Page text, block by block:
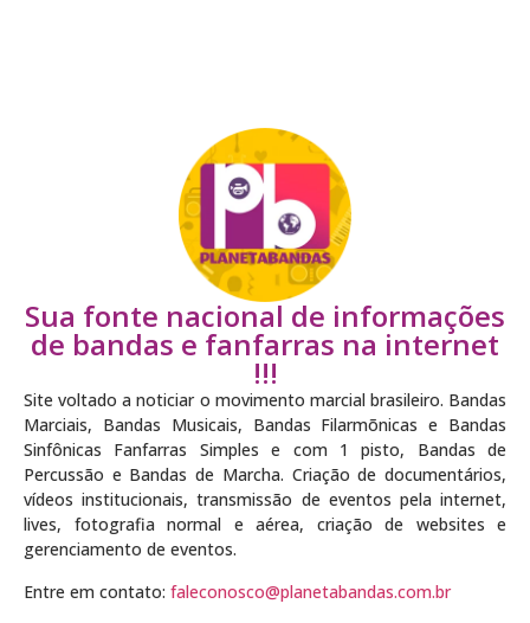
Sua fonte nacional de informações
de bandas e fanfarras na internet
!!!
Site voltado a noticiar o movimento marcial brasileiro. Bandas
Marciais, Bandas Musicais, Bandas Filarmõnicas e Bandas
Sinfônicas Fanfarras Simples e com 1 pisto, Bandas de
Percussão e Bandas de Marcha. Criação de documentários,
vídeos institucionais, transmissão de eventos pela internet,
lives, fotografia normal e aérea, criação de websites e
gerenciamento de eventos.
Entre em contato: faleconosco@planetabandas.com.br